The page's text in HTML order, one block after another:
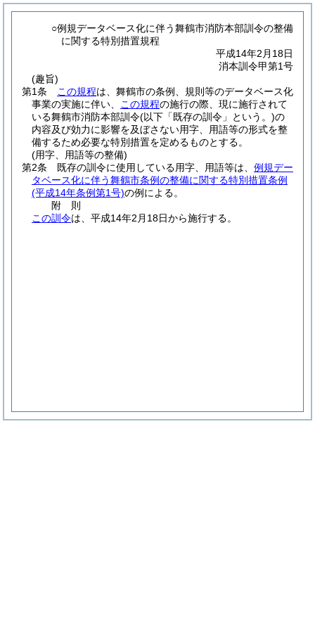
○例規データベース化に伴う舞鶴市消防本部訓令の整備
に関する特別措置規程
平成14年2月18日
消本訓令甲第1号
(趣旨)
第1条
この規程は、舞鶴市の条例、規則等のデータベース化
事業の実施に伴い、
この規程の施行の際、現に施行されて
いる舞鶴市消防本部訓令(以下「既存の訓令」という。)の
内容及び効力に影響を及ぼさない用字、用語等の形式を整
備するため必要な特別措置を定めるものとする。
(用字、用語等の整備)
第2条
既存の訓令に使用している用字、用語等は、 例規デー
タベース化に伴う舞鶴市条例の整備に関する特別措置条例
(平成14年条例第1号)の例による。
附 則
この訓令は、平成14年2月18日から施行する。